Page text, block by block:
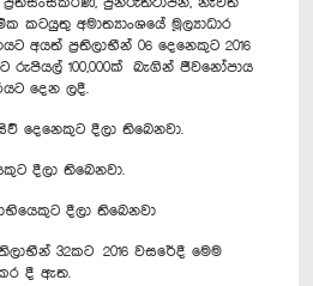
කටයුතු අමාත්‍යාංශයේ මූල්‍යාධාර
අයත් ප්‍රතිලාභීන් 06 දෙනෙකුට 2016
100,000ක් බැගින් ජීවනෝපාය
දෙන ලදී.
දෙනෙකුට දීලා තිබෙනවා.
දීලා තිබෙනවා.
දීලා තිබෙනවා
32කට 2016 වසරේදී මෙම
දී ඇත.